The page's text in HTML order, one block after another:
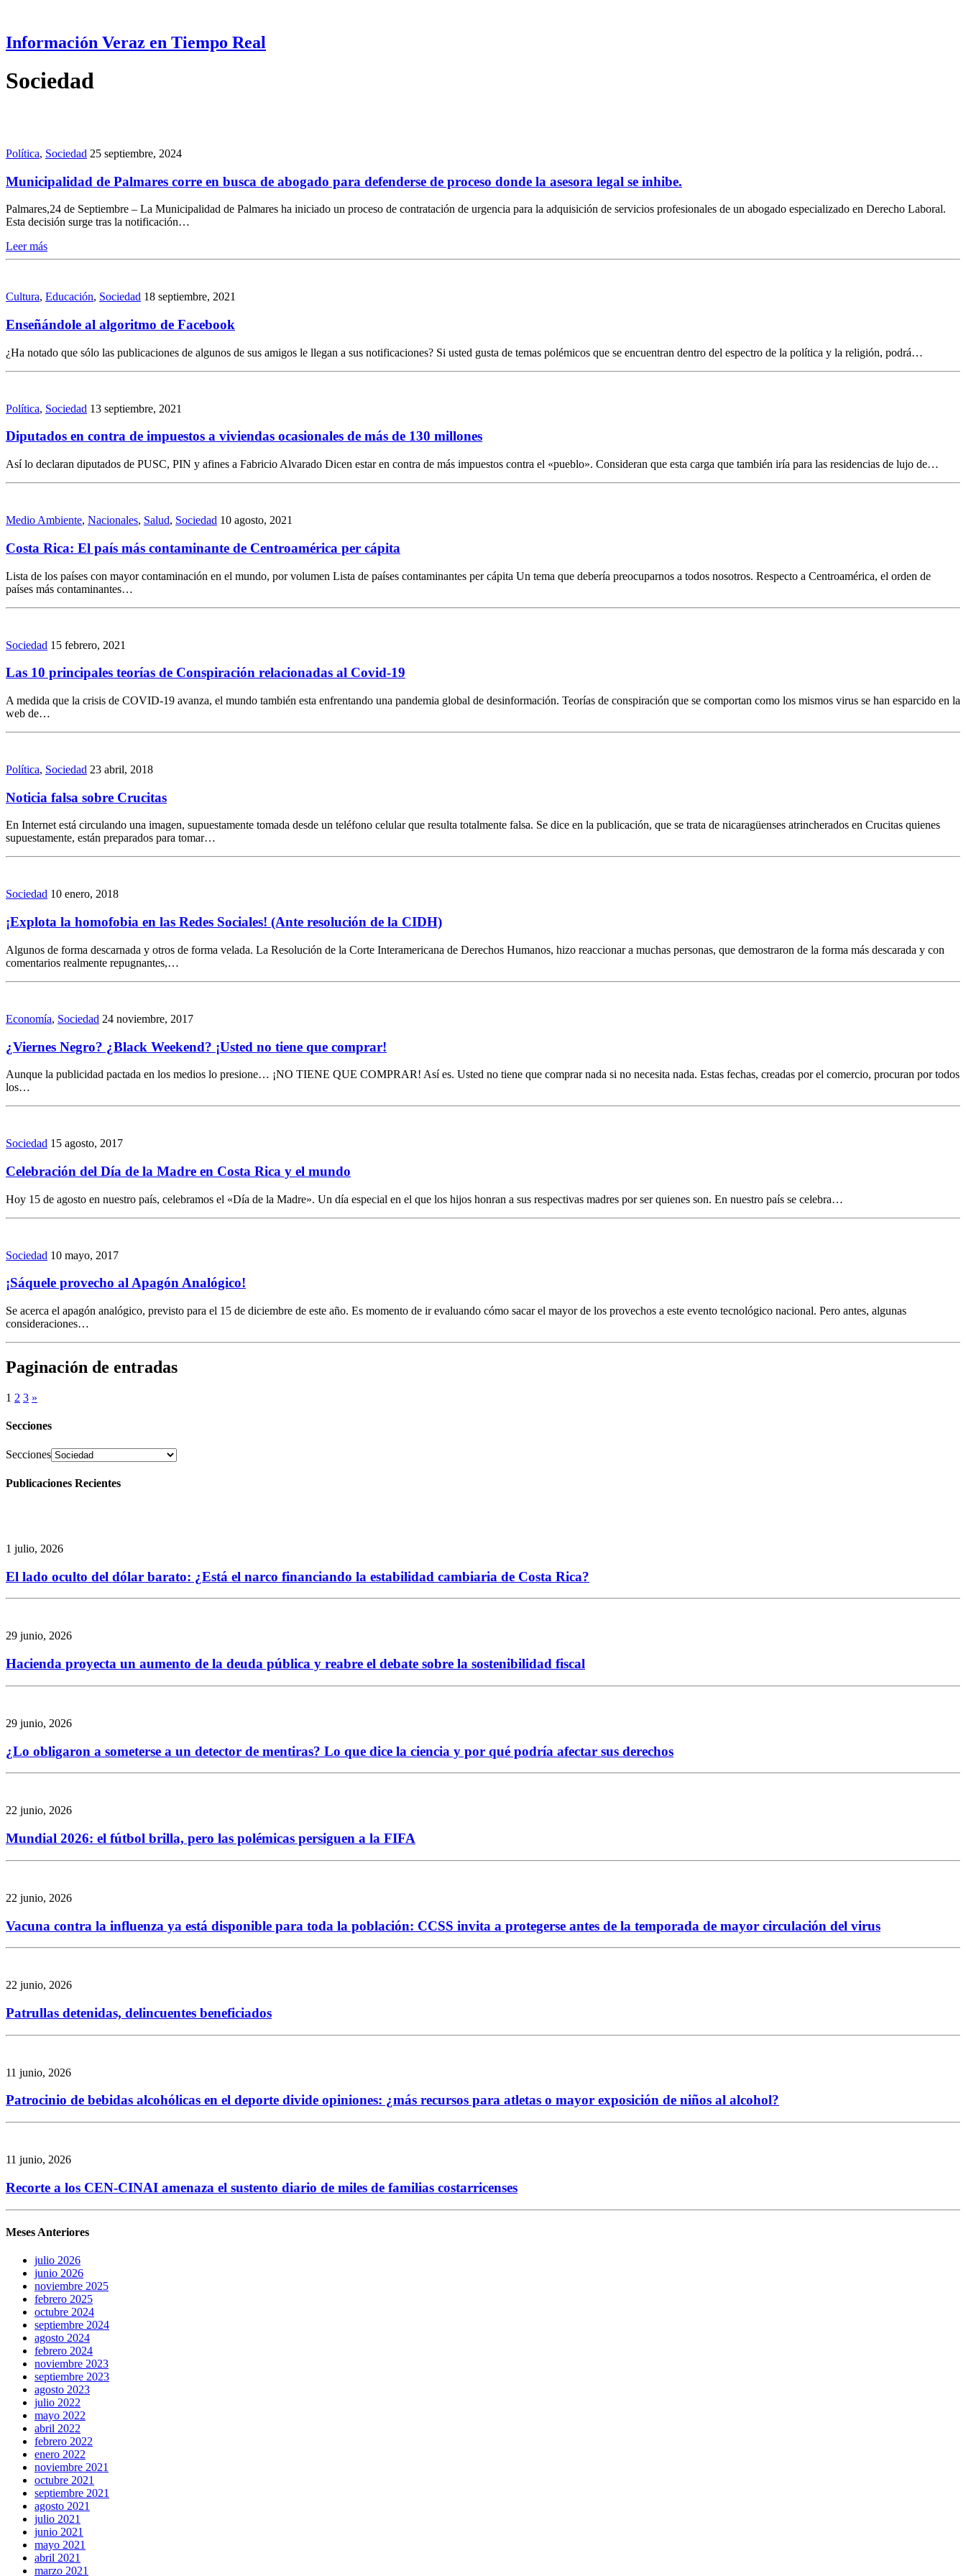
Información Veraz en Tiempo Real
Sociedad
Política, Sociedad 25 septiembre, 2024
Municipalidad de Palmares corre en busca de abogado para defenderse de proceso donde la asesora legal se inhibe.
Palmares,24 de Septiembre – La Municipalidad de Palmares ha iniciado un proceso de contratación de urgencia para la adquisición de servicios profesionales de un abogado especializado en Derecho Laboral.
Esta decisión surge tras la notificación…
Leer más
Cultura, Educación, Sociedad 18 septiembre, 2021
Enseñándole al algoritmo de Facebook
¿Ha notado que sólo las publicaciones de algunos de sus amigos le llegan a sus notificaciones? Si usted gusta de temas polémicos que se encuentran dentro del espectro de la política y la religión, podrá…
Política, Sociedad 13 septiembre, 2021
Diputados en contra de impuestos a viviendas ocasionales de más de 130 millones
Así lo declaran diputados de PUSC, PIN y afines a Fabricio Alvarado Dicen estar en contra de más impuestos contra el «pueblo». Consideran que esta carga que también iría para las residencias de lujo de…
Medio Ambiente, Nacionales, Salud, Sociedad 10 agosto, 2021
Costa Rica: El país más contaminante de Centroamérica per cápita
Lista de los países con mayor contaminación en el mundo, por volumen Lista de países contaminantes per cápita Un tema que debería preocuparnos a todos nosotros. Respecto a Centroamérica, el orden de
países más contaminantes…
Sociedad 15 febrero, 2021
Las 10 principales teorías de Conspiración relacionadas al Covid-19
A medida que la crisis de COVID-19 avanza, el mundo también esta enfrentando una pandemia global de desinformación. Teorías de conspiración que se comportan como los mismos virus se han esparcido en la
web de…
Política, Sociedad 23 abril, 2018
Noticia falsa sobre Crucitas
En Internet está circulando una imagen, supuestamente tomada desde un teléfono celular que resulta totalmente falsa. Se dice en la publicación, que se trata de nicaragüenses atrincherados en Crucitas quienes
supuestamente, están preparados para tomar…
Sociedad 10 enero, 2018
¡Explota la homofobia en las Redes Sociales! (Ante resolución de la CIDH)
Algunos de forma descarnada y otros de forma velada. La Resolución de la Corte Interamericana de Derechos Humanos, hizo reaccionar a muchas personas, que demostraron de la forma más descarada y con
comentarios realmente repugnantes,…
Economía, Sociedad 24 noviembre, 2017
¿Viernes Negro? ¿Black Weekend? ¡Usted no tiene que comprar!
Aunque la publicidad pactada en los medios lo presione… ¡NO TIENE QUE COMPRAR! Así es. Usted no tiene que comprar nada si no necesita nada. Estas fechas, creadas por el comercio, procuran por todos
los…
Sociedad 15 agosto, 2017
Celebración del Día de la Madre en Costa Rica y el mundo
Hoy 15 de agosto en nuestro país, celebramos el «Día de la Madre». Un día especial en el que los hijos honran a sus respectivas madres por ser quienes son. En nuestro país se celebra…
Sociedad 10 mayo, 2017
¡Sáquele provecho al Apagón Analógico!
Se acerca el apagón analógico, previsto para el 15 de diciembre de este año. Es momento de ir evaluando cómo sacar el mayor de los provechos a este evento tecnológico nacional. Pero antes, algunas
consideraciones…
Paginación de entradas
1 2 3 »
Secciones
Secciones
Publicaciones Recientes
1 julio, 2026
El lado oculto del dólar barato: ¿Está el narco financiando la estabilidad cambiaria de Costa Rica?
29 junio, 2026
Hacienda proyecta un aumento de la deuda pública y reabre el debate sobre la sostenibilidad fiscal
29 junio, 2026
¿Lo obligaron a someterse a un detector de mentiras? Lo que dice la ciencia y por qué podría afectar sus derechos
22 junio, 2026
Mundial 2026: el fútbol brilla, pero las polémicas persiguen a la FIFA
22 junio, 2026
Vacuna contra la influenza ya está disponible para toda la población: CCSS invita a protegerse antes de la temporada de mayor circulación del virus
22 junio, 2026
Patrullas detenidas, delincuentes beneficiados
11 junio, 2026
Patrocinio de bebidas alcohólicas en el deporte divide opiniones: ¿más recursos para atletas o mayor exposición de niños al alcohol?
11 junio, 2026
Recorte a los CEN-CINAI amenaza el sustento diario de miles de familias costarricenses
Meses Anteriores
julio 2026
junio 2026
noviembre 2025
febrero 2025
octubre 2024
septiembre 2024
agosto 2024
febrero 2024
noviembre 2023
septiembre 2023
agosto 2023
julio 2022
mayo 2022
abril 2022
febrero 2022
enero 2022
noviembre 2021
octubre 2021
septiembre 2021
agosto 2021
julio 2021
junio 2021
mayo 2021
abril 2021
marzo 2021